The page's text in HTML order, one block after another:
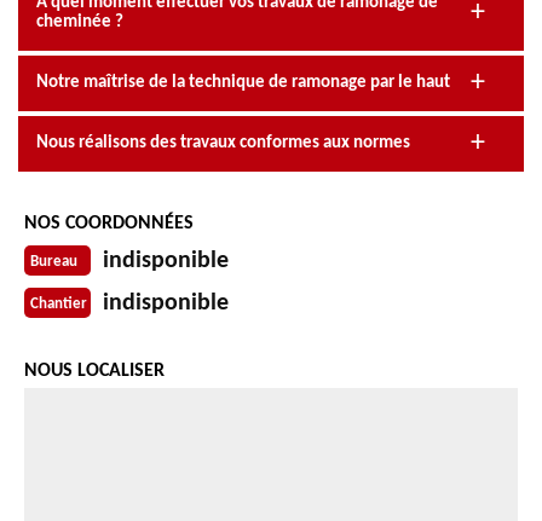
cheminée ?
Notre maîtrise de la technique de ramonage par le haut
Nous réalisons des travaux conformes aux normes
NOS COORDONNÉES
Bureau indisponible
Chantier indisponible
NOUS LOCALISER